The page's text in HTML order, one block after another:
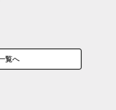
覧へ